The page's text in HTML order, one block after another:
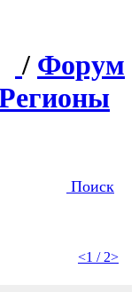
/ Форум
Поиск
<1 / 2>